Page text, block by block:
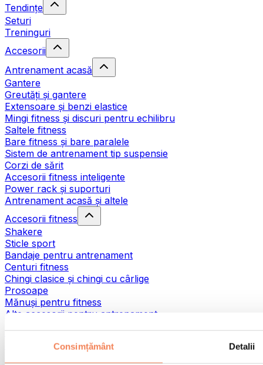
Consimțământ Detalii
Tendințe
Seturi
Treninguri
Accesorii
Antrenament acasă
Gantere
Greutăți și gantere
Extensoare și benzi elastice
Mingi fitness și discuri pentru echilibru
Saltele fitness
Bare fitness și bare paralele
Sistem de antrenament tip suspensie
Corzi de sărit
Accesorii fitness inteligente
Power rack și suporturi
Antrenament acasă și altele
Accesorii fitness
Shakere
Sticle sport
Bandaje pentru antrenament
Centuri fitness
Chingi clasice și chingi cu cârlige
Prosoape
Mănuși pentru fitness
Alte accesorii pentru antrenament
Ajutoare pentru reabilitare
Pistoale de masaj